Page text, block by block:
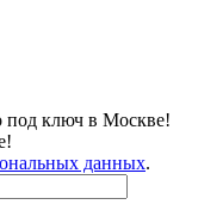
под ключ в Москве!
данных.